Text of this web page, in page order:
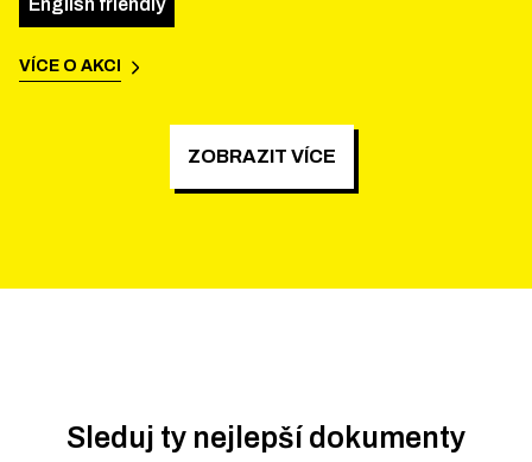
English friendly
VÍCE O AKCI
ZOBRAZIT VÍCE
Sleduj ty nejlepší dokumenty